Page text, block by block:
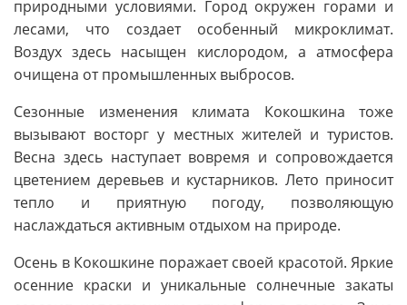
природными условиями. Город окружен горами и
лесами, что создает особенный микроклимат.
Воздух здесь насыщен кислородом, а атмосфера
очищена от промышленных выбросов.
Сезонные изменения климата Кокошкина тоже
вызывают восторг у местных жителей и туристов.
Весна здесь наступает вовремя и сопровождается
цветением деревьев и кустарников. Лето приносит
тепло и приятную погоду, позволяющую
наслаждаться активным отдыхом на природе.
Осень в Кокошкине поражает своей красотой. Яркие
осенние краски и уникальные солнечные закаты